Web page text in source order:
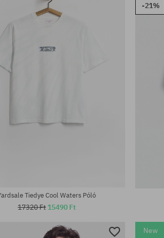
Tiedye Cool Waters Póló
17320 Ft 15490 Ft
-21%
New